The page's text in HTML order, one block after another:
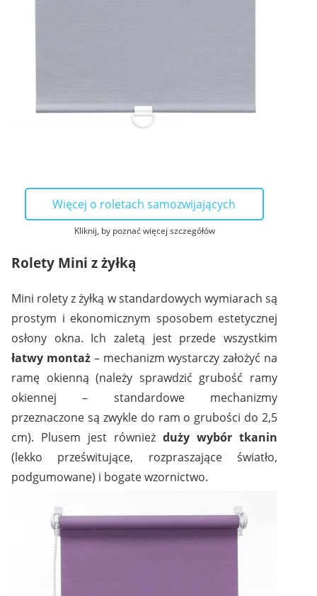
Rolety Mini z żyłką
Mini rolety z żyłką w standardowych wymiarach są
prostym i ekonomicznym sposobem estetycznej
osłony okna. Ich zaletą jest przede wszystkim
łatwy montaż– mechanizm wystarczy założyć na
ramę okienną (należy sprawdzić grubość ramy
okiennej – standardowe mechanizmy
przeznaczone są zwykle do ram o grubości do 2,5
cm). Plusem jest również duży wybór tkanin
(lekko prześwitujące, rozpraszające światło,
podgumowane) i bogate wzornictwo.
Więcej o roletach samozwijających
Kliknij, by poznać więcej szczegółów